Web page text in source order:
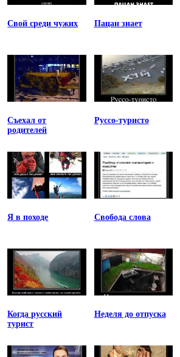
Свой среди чужих Пацан знает
Съехал от
родителей
Руссо-туристо
Я в походе Свобода слова
Когда русский
турист
Неделя до отпуска